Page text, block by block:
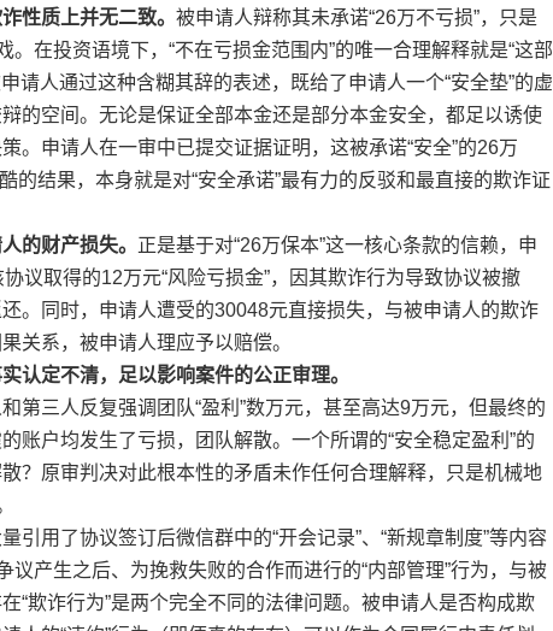
性质上并无二致。 被申请人辩称其未承诺“26万不亏损”，只是
。在投资语境下，“不在亏损金范围内”的唯一合理解释就是“这部
请人通过这种含糊其辞的表述，既给了申请人一个“安全垫”的虚
的空间。无论是保证全部本金还是部分本金安全，都足以诱使
。申请人在一审中已提交证据证明，这被承诺“安全”的26万
的结果，本身就是对“安全承诺”最有力的反驳和最直接的欺诈证
的财产损失。 正是基于对“26万保本”这一核心条款的信赖，申
议取得的12万元“风险亏损金”，因其欺诈行为导致协议被撤
。同时，申请人遭受的30048元直接损失，与被申请人的欺诈
关系，被申请人理应予以赔偿。
认定不清，足以影响案件的公正审理。
第三人反复强调团队“盈利”数万元，甚至高达9万元，但最终的
账户均发生了亏损，团队解散。一个所谓的“安全稳定盈利”的
？原审判决对此根本性的矛盾未作任何合理解释，只是机械地
引用了协议签订后微信群中的“开会记录”、“新规章制度”等内容
议产生之后、为挽救失败的合作而进行的“内部管理”行为，与被
“欺诈行为”是两个完全不同的法律问题。被申请人是否构成欺